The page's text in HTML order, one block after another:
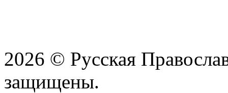
2026 © Русская
защищены.